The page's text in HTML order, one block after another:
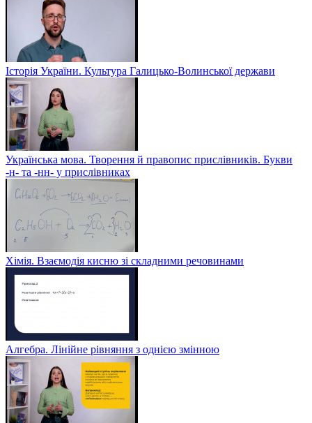
Історія України. Культура Галицько-Волинської держави
Українська мова. Творення й правопис прислівників. Букви
-н- та -нн- у прислівниках
Хімія. Взаємодія кисню зі складними речовинами
Алгебра. Лінійне рівняння з однією змінною